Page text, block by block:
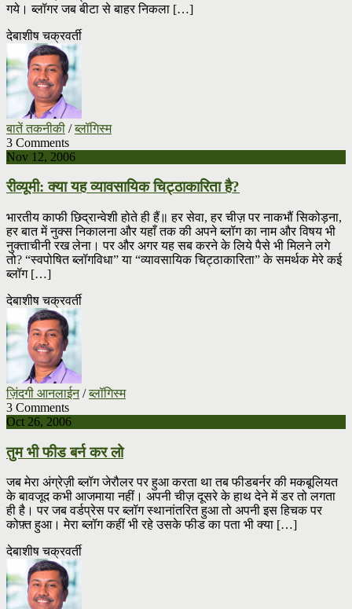
गये। ब्लॉगर जब बीटा से बाहर निकला […]
देबाशीष चक्रवर्ती
बातें तकनीकी /ब्लॉगिस्म
3 Comments
Nov 12, 2006
रीव्यूमी: क्या यह व्यावसायिक चिट्ठाकारिता है?
भारतीय काफी छिद्रान्वेशी होते ही हैं॥ हर सेवा, हर चीज़ पर नाकभौं सिकोड़ना,
हर बात में नुक्स निकालना और यहाँ तक की अपने ब्लॉग का नाम और विषय भी
नुक्ताचीनी रख लेना। पर और अगर यह सब करने के लिये पैसे भी मिलने लगे
तो? “स्वपोषित ब्लॉगविधा” या “व्यावसायिक चिट्ठाकारिता” के समर्थक मेरे कई
ब्लॉग […]
देबाशीष चक्रवर्ती
ज़िंदगी आनलाईन/ब्लॉगिस्म
3 Comments
Oct 26, 2006
तुम भी फीड बर्न कर लो
जब मेरा अंग्रेज़ी ब्लॉग जेरौलर पर हुआ करता था तब फीडबर्नर की मकबूलियत
के बावजूद कभी आजमाया नहीं। अपनी चीज़ दूसरे के हाथ देने में डर तो लगता
ही है। पर जब वर्डप्रेस पर ब्लॉग स्थानांतरित हुआ तो अपनी इस हिचक पर
कोफ़्त हुआ। मेरा ब्लॉग कहीं भी रहे उसके फीड का पता भी क्या […]
देबाशीष चक्रवर्ती